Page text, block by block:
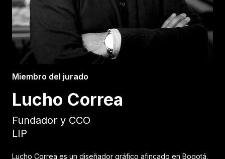
Miembro del jurado
Lucho Correa
Fundador y CCO
LIP
Lucho Correa es un diseñador gráfico afincado en Bogotá,